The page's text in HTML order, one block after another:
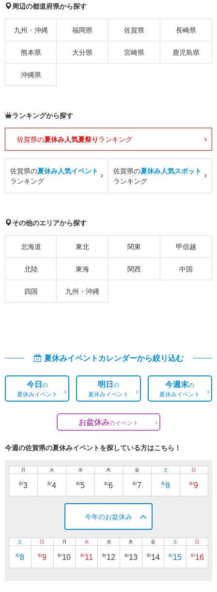
周辺の都道府県から探す
九州・沖縄 福岡県 佐賀県 長崎県
熊本県 大分県 宮崎県 鹿児島県
沖縄県
ランキングから探す
佐賀県の夏休み人気夏祭り ランキング
佐賀県の夏休み人気イベント
ランキング
佐賀県の夏休み人気スポット
ランキング
その他のエリアから探す
北海道 東北 関東 甲信越
北陸 東海 関西 中国
四国 九州・沖縄
夏休みイベントカレンダーから絞り込む
今日の
夏休みイベント
明日の
夏休みイベント
今週末の
夏休みイベント
お盆休みのイベント
今週の佐賀県の夏休みイベントを探している方はこちら！
月
8/3
火
8/4
水
8/5
木
8/6
金
8/7
土
8/8
日
8/9
今年のお盆休み
土
8/8
日
8/9
月
8/10
火
8/11
水
8/12
木
8/13
金
8/14
土
8/15
日
8/16